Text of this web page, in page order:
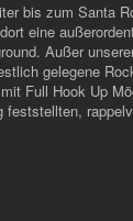
bis zum Santa
eine
Außer
gelegene
Full Hook Up
feststellten,